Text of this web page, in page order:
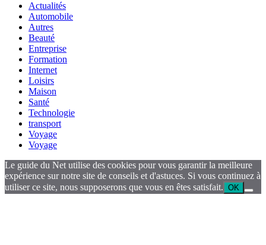
Actualités
Automobile
Autres
Beauté
Entreprise
Formation
Internet
Loisirs
Maison
Santé
Technologie
transport
Voyage
Voyage
Le guide du Net utilise des cookies pour vous garantir la meilleure
expérience sur notre site de conseils et d'astuces. Si vous continuez à
utiliser ce site, nous supposerons que vous en êtes satisfait. OK